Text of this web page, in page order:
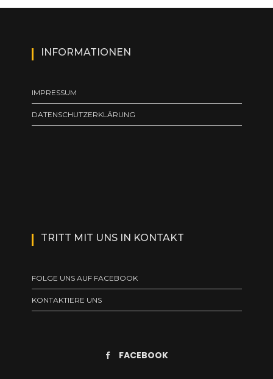
INFORMATIONEN
IMPRESSUM
DATENSCHUTZERKLÄRUNG
TRITT MIT UNS IN KONTAKT
FOLGE UNS AUF FACEBOOK
KONTAKTIERE UNS
FACEBOOK